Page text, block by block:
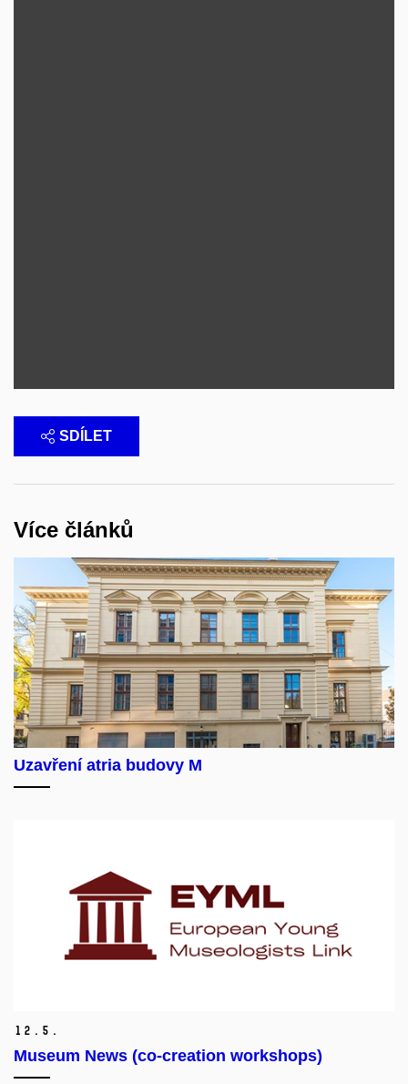
SDÍLET
Více článků
Uzavření atria budovy M
12. 5.
Museum News (co-creation workshops)